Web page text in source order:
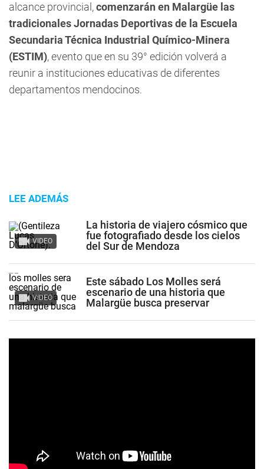
alcance provincial,comenzarán en Malargüe las
tradicionales Jornadas Deportivas de la Escuela
Secundaria Técnica Industrial Químico-Minera
(ESTIM), evento que en su 39° edición volverá a
reunir a instituciones educativas de diferentes
departamentos mendocinos.
LEE ADEMÁS
VIDEO
La historia de viajero cósmico que
fue fotografiado desde los cielos
del Sur de Mendoza
VIDEO
Este sábado Los Molles será
escenario de una historia que
Malargüe busca preservar